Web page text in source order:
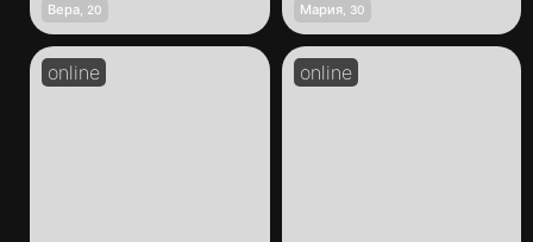
Вера 20 Мария, 30